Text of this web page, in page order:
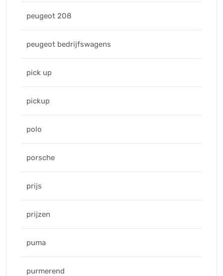
peugeot 208
peugeot bedrijfswagens
pick up
pickup
polo
porsche
prijs
prijzen
puma
purmerend